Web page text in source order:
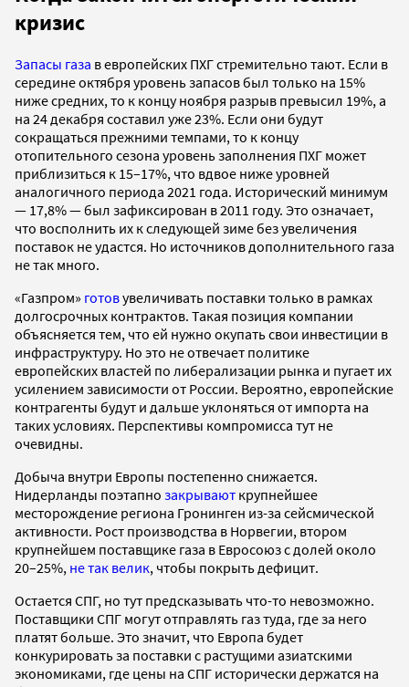
кризис
Запасы газа в европейских ПХГ стремительно тают. Если в
середине октября уровень запасов был только на 15%
ниже средних, то к концу ноября разрыв превысил 19%, а
на 24 декабря составил уже 23%. Если они будут
сокращаться прежними темпами, то к концу
отопительного сезона уровень заполнения ПХГ может
приблизиться к 15–17%, что вдвое ниже уровней
аналогичного периода 2021 года. Исторический минимум
— 17,8% — был зафиксирован в 2011 году. Это означает,
что восполнить их к следующей зиме без увеличения
поставок не удастся. Но источников дополнительного газа
не так много.
«Газпром» готовувеличивать поставки только в рамках
долгосрочных контрактов. Такая позиция компании
объясняется тем, что ей нужно окупать свои инвестиции в
инфраструктуру. Но это не отвечает политике
европейских властей по либерализации рынка и пугает их
усилением зависимости от России. Вероятно, европейские
контрагенты будут и дальше уклоняться от импорта на
таких условиях. Перспективы компромисса тут не
очевидны.
Добыча внутри Европы постепенно снижается.
Нидерланды поэтапно закрывают крупнейшее
месторождение региона Гронинген из-за сейсмической
активности. Рост производства в Норвегии, втором
крупнейшем поставщике газа в Евросоюз с долей около
20–25%, не так велик, чтобы покрыть дефицит.
Остается СПГ, но тут предсказывать что-то невозможно.
Поставщики СПГ могут отправлять газ туда, где за него
платят больше. Это значит, что Европа будет
конкурировать за поставки с растущими азиатскими
экономиками, где цены на СПГ исторически держатся на